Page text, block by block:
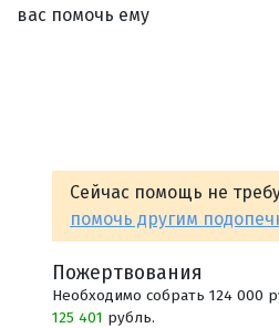
вас помочь ему
Сейчас помощь не
помочь другим
Пожертвования
Необходимо собрать 124 000
125 401 рубль.